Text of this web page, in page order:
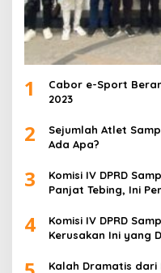
1
Cabor e-Sport
2023
2
Sejumlah Atlet
Ada Apa?
3
Komisi IV DPRD
Panjat Tebing, Ini
4
Komisi IV DPRD
Kerusakan Ini yang
Kalah Dramatis dari